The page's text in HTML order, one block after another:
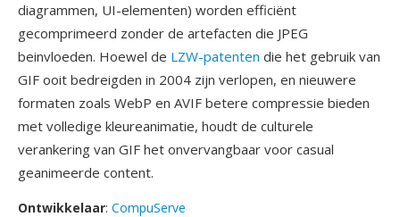
diagrammen, UI-elementen) worden efficiënt
gecomprimeerd zonder de artefacten die JPEG
beinvloeden. Hoewel de LZW-patenten die het gebruik van
GIF ooit bedreigden in 2004 zijn verlopen, en nieuwere
formaten zoals WebP en AVIF betere compressie bieden
met volledige kleureanimatie, houdt de culturele
verankering van GIF het onvervangbaar voor casual
geanimeerde content.
Ontwikkelaar: CompuServe